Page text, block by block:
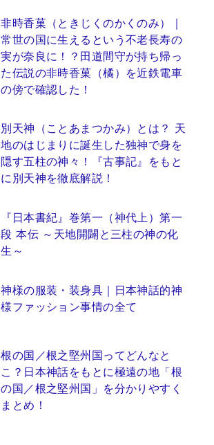
非時香菓（ときじくのかくのみ）｜
常世の国に生えるという不老長寿の
実が奈良に！？田道間守が持ち帰っ
た伝説の非時香菓（橘）を近鉄電車
の傍で確認した！
別天神（ことあまつかみ）とは？ 天
地のはじまりに誕生した独神で身を
隠す五柱の神々！『古事記』をもと
に別天神を徹底解説！
『日本書紀』巻第一（神代上）第一
段 本伝 ～天地開闢と三柱の神の化
生～
神様の服装・装身具｜日本神話的神
様ファッション事情の全て
根の国／根之堅州国ってどんなと
こ？日本神話をもとに極遠の地「根
の国／根之堅州国」を分かりやすく
まとめ！